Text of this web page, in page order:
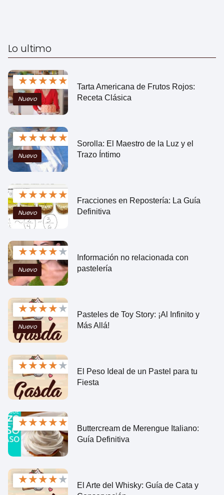
Lo ultimo
★★★★★
Nuevo
Tarta Americana de Frutos Rojos:
Receta Clásica
★★★★★
Nuevo
Sorolla: El Maestro de la Luz y el
Trazo Íntimo
★★★★★
Nuevo
Fracciones en Repostería: La Guía
Definitiva
★★★★★
Nuevo
Información no relacionada con
pastelería
★★★★★
Nuevo
Pasteles de Toy Story: ¡Al Infinito y
Más Allá!
★★★★★
El Peso Ideal de un Pastel para tu
Fiesta
★★★★★
Buttercream de Merengue Italiano:
Guía Definitiva
★★★★★
El Arte del Whisky: Guía de Cata y